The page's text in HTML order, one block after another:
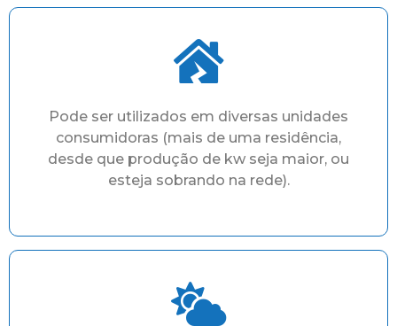
Pode ser utilizados em diversas unidades
consumidoras (mais de uma residência,
desde que produção de kw seja maior, ou
esteja sobrando na rede).